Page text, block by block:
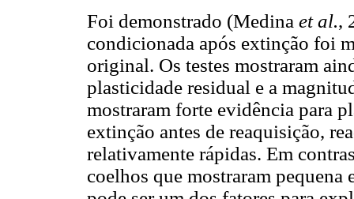
Foi demonstrado (Medina et al.,
condicionada após extinção foi
original. Os testes mostraram
plasticidade residual e a
mostraram forte evidência para
extinção antes de reaquisição,
relativamente rápidas. Em
coelhos que mostraram